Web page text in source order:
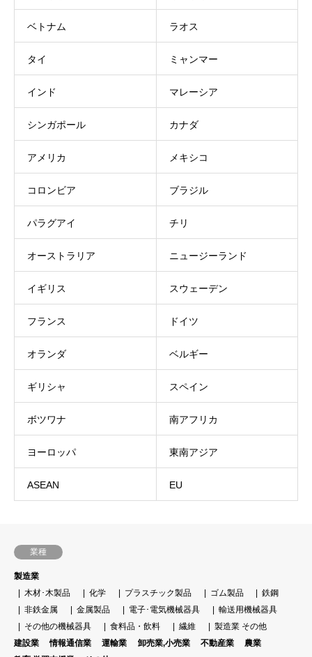
ベトナム ラオス
タイ ミャンマー
インド マレーシア
シンガポール カナダ
アメリカ メキシコ
コロンビア ブラジル
パラグアイ チリ
オーストラリア ニュージーランド
イギリス スウェーデン
フランス ドイツ
オランダ ベルギー
ギリシャ スペイン
ボツワナ 南アフリカ
ヨーロッパ 東南アジア
ASEAN EU
業種
製造業
木材･木製品
化学 プラスチック製品 ゴム製品
鉄鋼
非鉄金属
金属製品 電子･電気機械器具
輸送用機械器具
その他の機械器具
食料品・飲料 繊維
製造業 その他
建設業
情報通信業 運輸業 卸売業,小売業 不動産業
農業